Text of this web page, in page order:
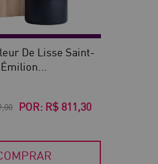
De Lisse Saint-
Émilion...
POR: R$ 811,30